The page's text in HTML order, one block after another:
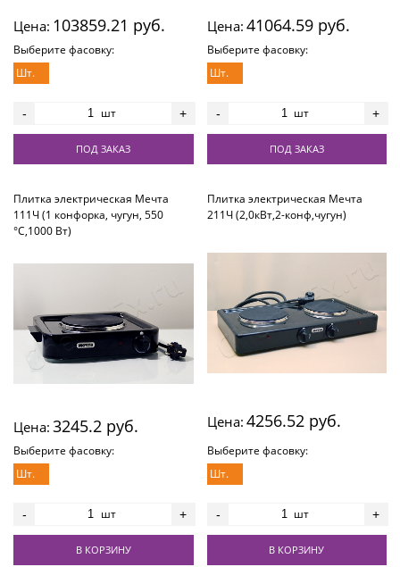
Цена: 103859.21 руб.
Выберите фасовку:
Шт.
- шт +
ПОД ЗАКАЗ
Цена: 41064.59 руб.
Выберите фасовку:
Шт.
- шт +
ПОД ЗАКАЗ
Плитка электрическая Мечта
111Ч (1 конфорка, чугун, 550
°С,1000 Вт)
Цена: 3245.2 руб.
Выберите фасовку:
Шт.
- шт +
В КОРЗИНУ
Плитка электрическая Мечта
211Ч (2,0кВт,2-конф,чугун)
Цена: 4256.52 руб.
Выберите фасовку:
Шт.
- шт +
В КОРЗИНУ